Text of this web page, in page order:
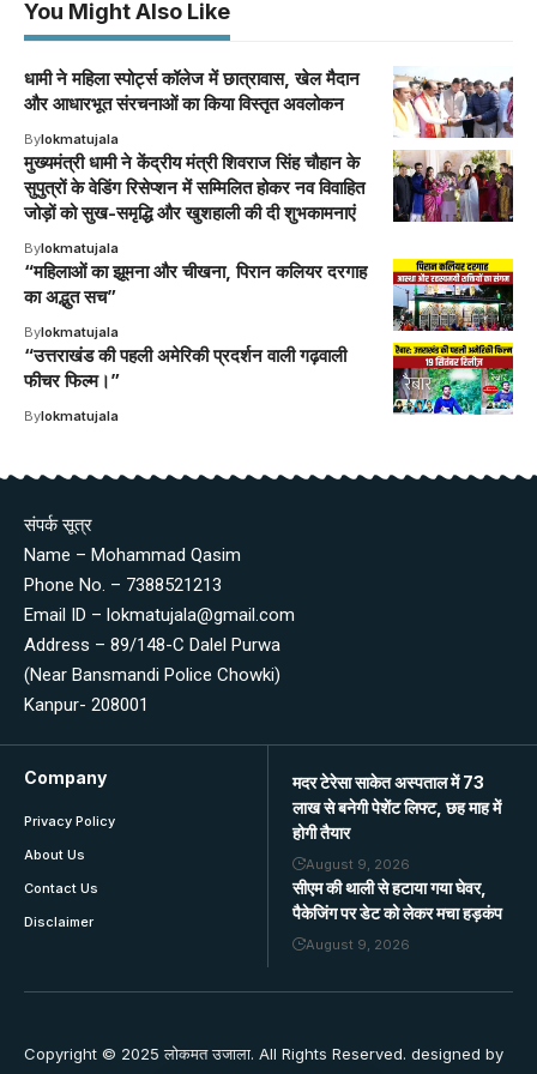
You Might Also Like
धामी ने महिला स्पोर्ट्स कॉलेज में छात्रावास, खेल मैदान
और आधारभूत संरचनाओं का किया विस्तृत अवलोकन
Bylokmatujala
मुख्यमंत्री धामी ने केंद्रीय मंत्री शिवराज सिंह चौहान के
सुपुत्रों के वेडिंग रिसेप्शन में सम्मिलित होकर नव विवाहित
जोड़ों को सुख-समृद्धि और खुशहाली की दी शुभकामनाएं
Bylokmatujala
“महिलाओं का झूमना और चीखना, पिरान कलियर दरगाह
का अद्भुत सच”
Bylokmatujala
“उत्तराखंड की पहली अमेरिकी प्रदर्शन वाली गढ़वाली
फीचर फिल्म।”
Bylokmatujala
संपर्क सूत्र
Name – Mohammad Qasim
Phone No. – 7388521213
Email ID – lokmatujala@gmail.com
Address – 89/148-C Dalel Purwa
(Near Bansmandi Police Chowki)
Kanpur- 208001
Company
Privacy Policy
About Us
Contact Us
Disclaimer
मदर टेरेसा साकेत अस्पताल में 73
लाख से बनेगी पेशेंट लिफ्ट, छह माह में
होगी तैयार
August 9, 2026
सीएम की थाली से हटाया गया घेवर,
पैकेजिंग पर डेट को लेकर मचा हड़कंप
August 9, 2026
Copyright © 2025 लोकमत उजाला. All Rights Reserved. designed by